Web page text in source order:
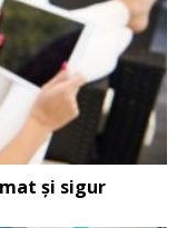
și sigur